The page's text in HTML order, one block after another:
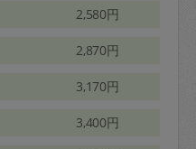
2,580円
2,870円
3,170円
3,400円